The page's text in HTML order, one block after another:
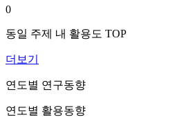
0
동일 주제 내 활용도 TOP
더보기
연도별 연구동향
연도별 활용동향